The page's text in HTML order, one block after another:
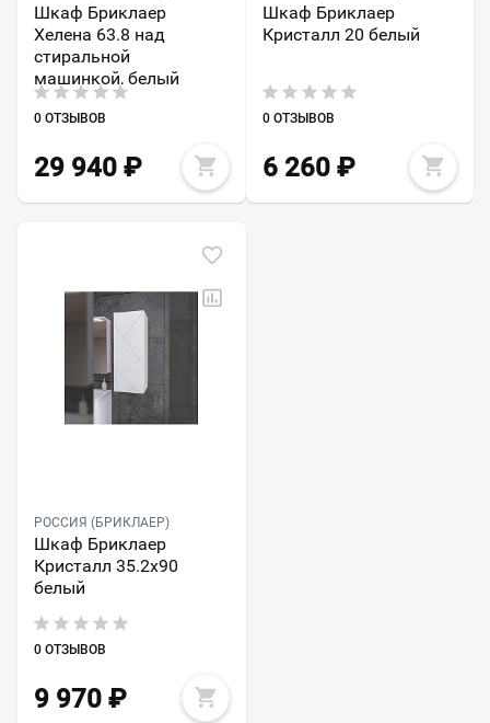
Шкаф Бриклаер
Хелена 63.8 над
стиральной
машинкой, белый
0 ОТЗЫВОВ
29 940 ₽
Шкаф Бриклаер
Кристалл 20 белый
0 ОТЗЫВОВ
6 260₽
РОССИЯ (БРИКЛАЕР)
Шкаф Бриклаер
Кристалл 35.2x90
белый
0 ОТЗЫВОВ
9 970 ₽